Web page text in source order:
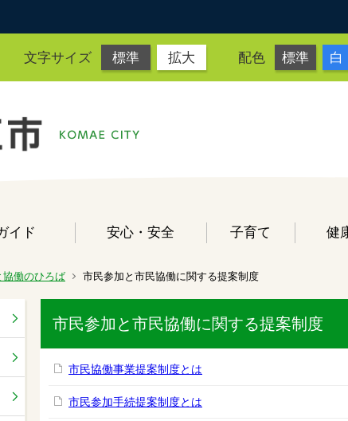
文字サイズ 標準 拡大 配色 標準 白
イド 安心・安全 子育て 健
協働のひろば 市民参加と市民協働に関する提案制度
市民参加と市民協働に関する提案制度
市民協働事業提案制度とは
市民参加手続提案制度とは